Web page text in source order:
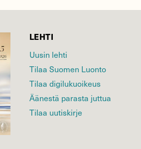
LEHTI
Uusin lehti
Tilaa Suomen Luonto
Tilaa digilukuoikeus
Äänestä parasta juttua
Tilaa uutiskirje